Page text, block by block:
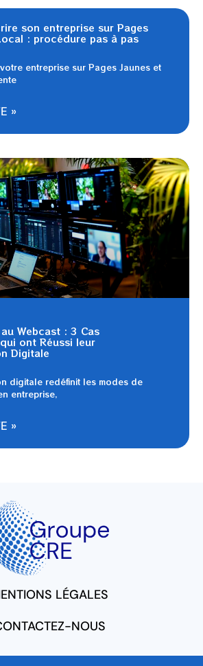
son entreprise sur Pages
: procédure pas à pas
entreprise sur Pages Jaunes et
»
Webcast : 3 Cas
ont Réussi leur
Digitale
digitale redéfinit les modes de
entreprise,
»
LÉGALES
NOUS